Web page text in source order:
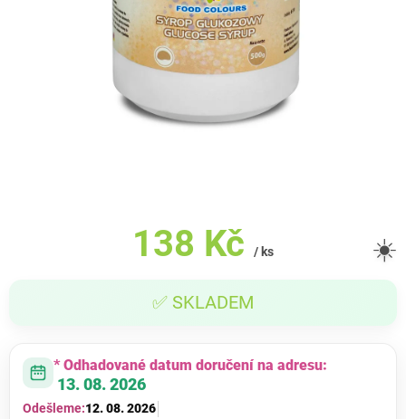
138 Kč / ks
cena:
✅ SKLADEM
☀️
* Odhadované datum doručení na adresu:
13. 08. 2026
Odešleme:12. 08. 2026